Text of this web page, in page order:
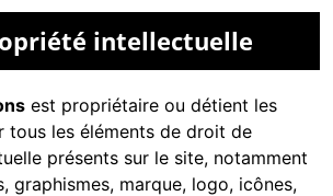
intellectuelle
est propriétaire ou détient les
tous les éléments de droit de
présents sur le site, notamment
graphismes, marque, logo, icônes,